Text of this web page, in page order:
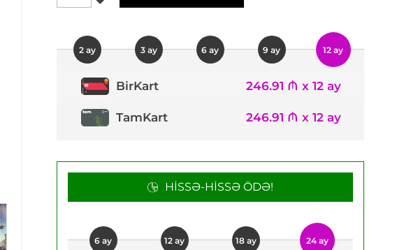
2 ay 3 ay 6 ay 9 ay 12 ay
BirKart 246.91 ₼ x 12 ay
TamKart 246.91 ₼ x 12 ay
HISSƏ-HISSƏ ÖDƏ!
6 ay 12 ay 18 ay 24 ay